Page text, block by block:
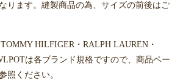
ります。縫製商品の為、サイズの前後はご
HILFIGER・RALPH LAUREN・
は各ブランド規格ですので、商品ペー
照ください。